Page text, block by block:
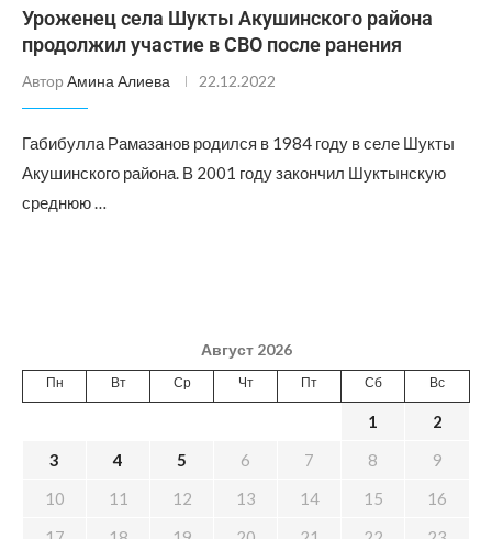
Уроженец села Шукты Акушинского района
продолжил участие в СВО после ранения
Автор Амина Алиева 22.12.2022
Габибулла Рамазанов родился в 1984 году в селе Шукты
Акушинского района. В 2001 году закончил Шуктынскую
среднюю …
Август 2026
Пн Вт Ср Чт Пт Сб Вс
1
2
3
4 5 6 7 8
9
10
11 12 13 14 15
16